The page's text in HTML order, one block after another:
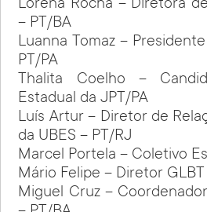
Lorena Rocha – Diretora
– PT/BA
Luanna Tomaz –
PT/PA
Thalita Coelho –
Estadual da JPT/PA
Luís Artur – Diretor de
da UBES – PT/RJ
Marcel Portela – Coletivo
Mário Felipe – Diretor GLBT
Miguel Cruz –